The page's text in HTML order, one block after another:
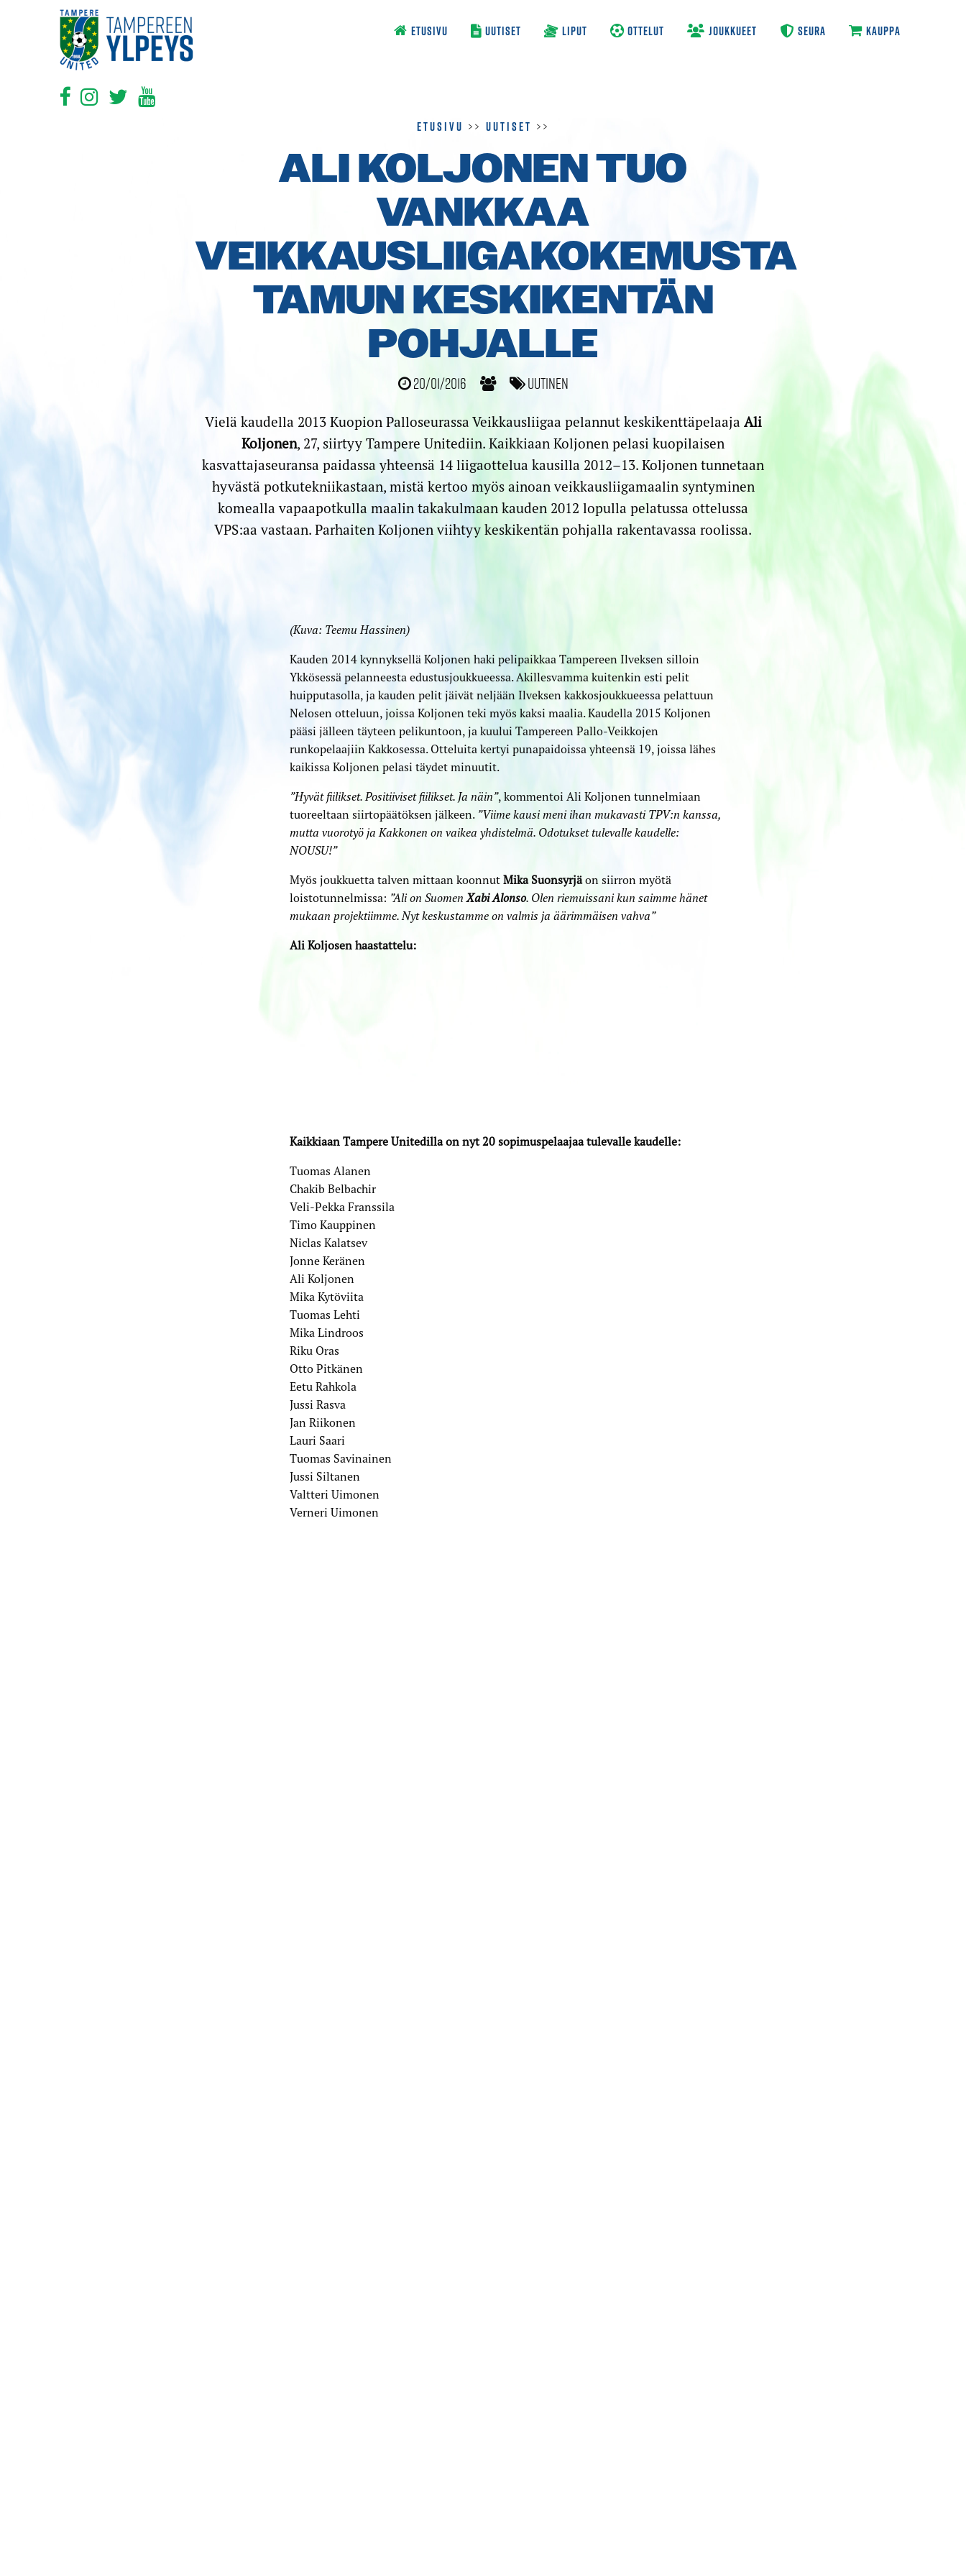
ETUSIVU UUTISET LIPUT OTTELUT JOUKKUEET SEURA KAUPPA
Etusivu >> Uutiset >>
ALI KOLJONEN TUO
VANKKAA
VEIKKAUSLIIGAKOKEMUSTA
TAMUN KESKIKENTÄN
POHJALLE
20/01/2016 Uutinen
Vielä kaudella 2013 Kuopion Palloseurassa Veikkausliigaa pelannut keskikenttäpelaaja Ali
Koljonen, 27, siirtyy Tampere Unitediin. Kaikkiaan Koljonen pelasi kuopilaisen
kasvattajaseuransa paidassa yhteensä 14 liigaottelua kausilla 2012–13. Koljonen tunnetaan
hyvästä potkutekniikastaan, mistä kertoo myös ainoan veikkausliigamaalin syntyminen
komealla vapaapotkulla maalin takakulmaan kauden 2012 lopulla pelatussa ottelussa
VPS:aa vastaan. Parhaiten Koljonen viihtyy keskikentän pohjalla rakentavassa roolissa.
(Kuva: Teemu Hassinen)
Kauden 2014 kynnyksellä Koljonen haki pelipaikkaa Tampereen Ilveksen silloin
Ykkösessä pelanneesta edustusjoukkueessa. Akillesvamma kuitenkin esti pelit
huipputasolla, ja kauden pelit jäivät neljään Ilveksen kakkosjoukkueessa pelattuun
Nelosen otteluun, joissa Koljonen teki myös kaksi maalia. Kaudella 2015 Koljonen
pääsi jälleen täyteen pelikuntoon, ja kuului Tampereen Pallo-Veikkojen
runkopelaajiin Kakkosessa. Otteluita kertyi punapaidoissa yhteensä 19, joissa lähes
kaikissa Koljonen pelasi täydet minuutit.
”Hyvät fiilikset. Positiiviset fiilikset. Ja näin”, kommentoi Ali Koljonen tunnelmiaan
tuoreeltaan siirtopäätöksen jälkeen. ”Viime kausi meni ihan mukavasti TPV:n kanssa,
mutta vuorotyö ja Kakkonen on vaikea yhdistelmä. Odotukset tulevalle kaudelle:
NOUSU!”
Myös joukkuetta talven mittaan koonnut Mika Suonsyrjäon siirron myötä
loistotunnelmissa: ”Ali on Suomen Xabi Alonso. Olen riemuissani kun saimme hänet
mukaan projektiimme. Nyt keskustamme on valmis ja äärimmäisen vahva”
Ali Koljosen haastattelu:
Kaikkiaan Tampere Unitedilla on nyt 20 sopimuspelaajaa tulevalle kaudelle:
Tuomas Alanen
Chakib Belbachir
Veli-Pekka Franssila
Timo Kauppinen
Niclas Kalatsev
Jonne Keränen
Ali Koljonen
Mika Kytöviita
Tuomas Lehti
Mika Lindroos
Riku Oras
Otto Pitkänen
Eetu Rahkola
Jussi Rasva
Jan Riikonen
Lauri Saari
Tuomas Savinainen
Jussi Siltanen
Valtteri Uimonen
Verneri Uimonen